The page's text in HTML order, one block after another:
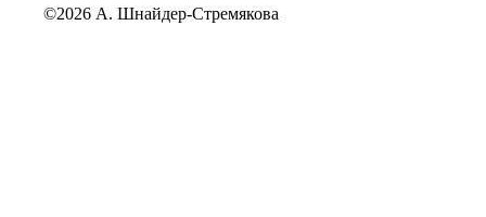
©2026 А. Шнайдер-Стремякова